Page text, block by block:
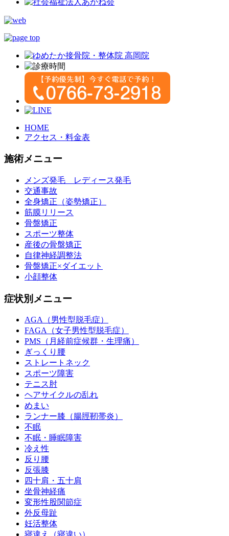
HOME
アクセス・料金表
施術メニュー
メンズ発毛 レディース発毛
交通事故
全身矯正（姿勢矯正）
筋膜リリース
骨盤矯正
スポーツ整体
産後の骨盤矯正
自律神経調整法
骨盤矯正×ダイエット
小顔整体
症状別メニュー
AGA（男性型脱毛症）
FAGA（女子男性型脱毛症）
PMS（月経前症候群・生理痛）
ぎっくり腰
ストレートネック
スポーツ障害
テニス肘
ヘアサイクルの乱れ
めまい
ランナー膝（腸脛靭帯炎）
不眠
不眠・睡眠障害
冷え性
反り腰
反張膝
四十肩・五十肩
坐骨神経痛
変形性股関節症
外反母趾
妊活整体